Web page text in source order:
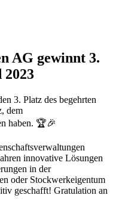
AG gewinnt 3.
3. Platz des begehrten
dem
haben. 🏆🎉
innovative Lösungen
in der
oder Stockwerkeigentum
geschafft! Gratulation an